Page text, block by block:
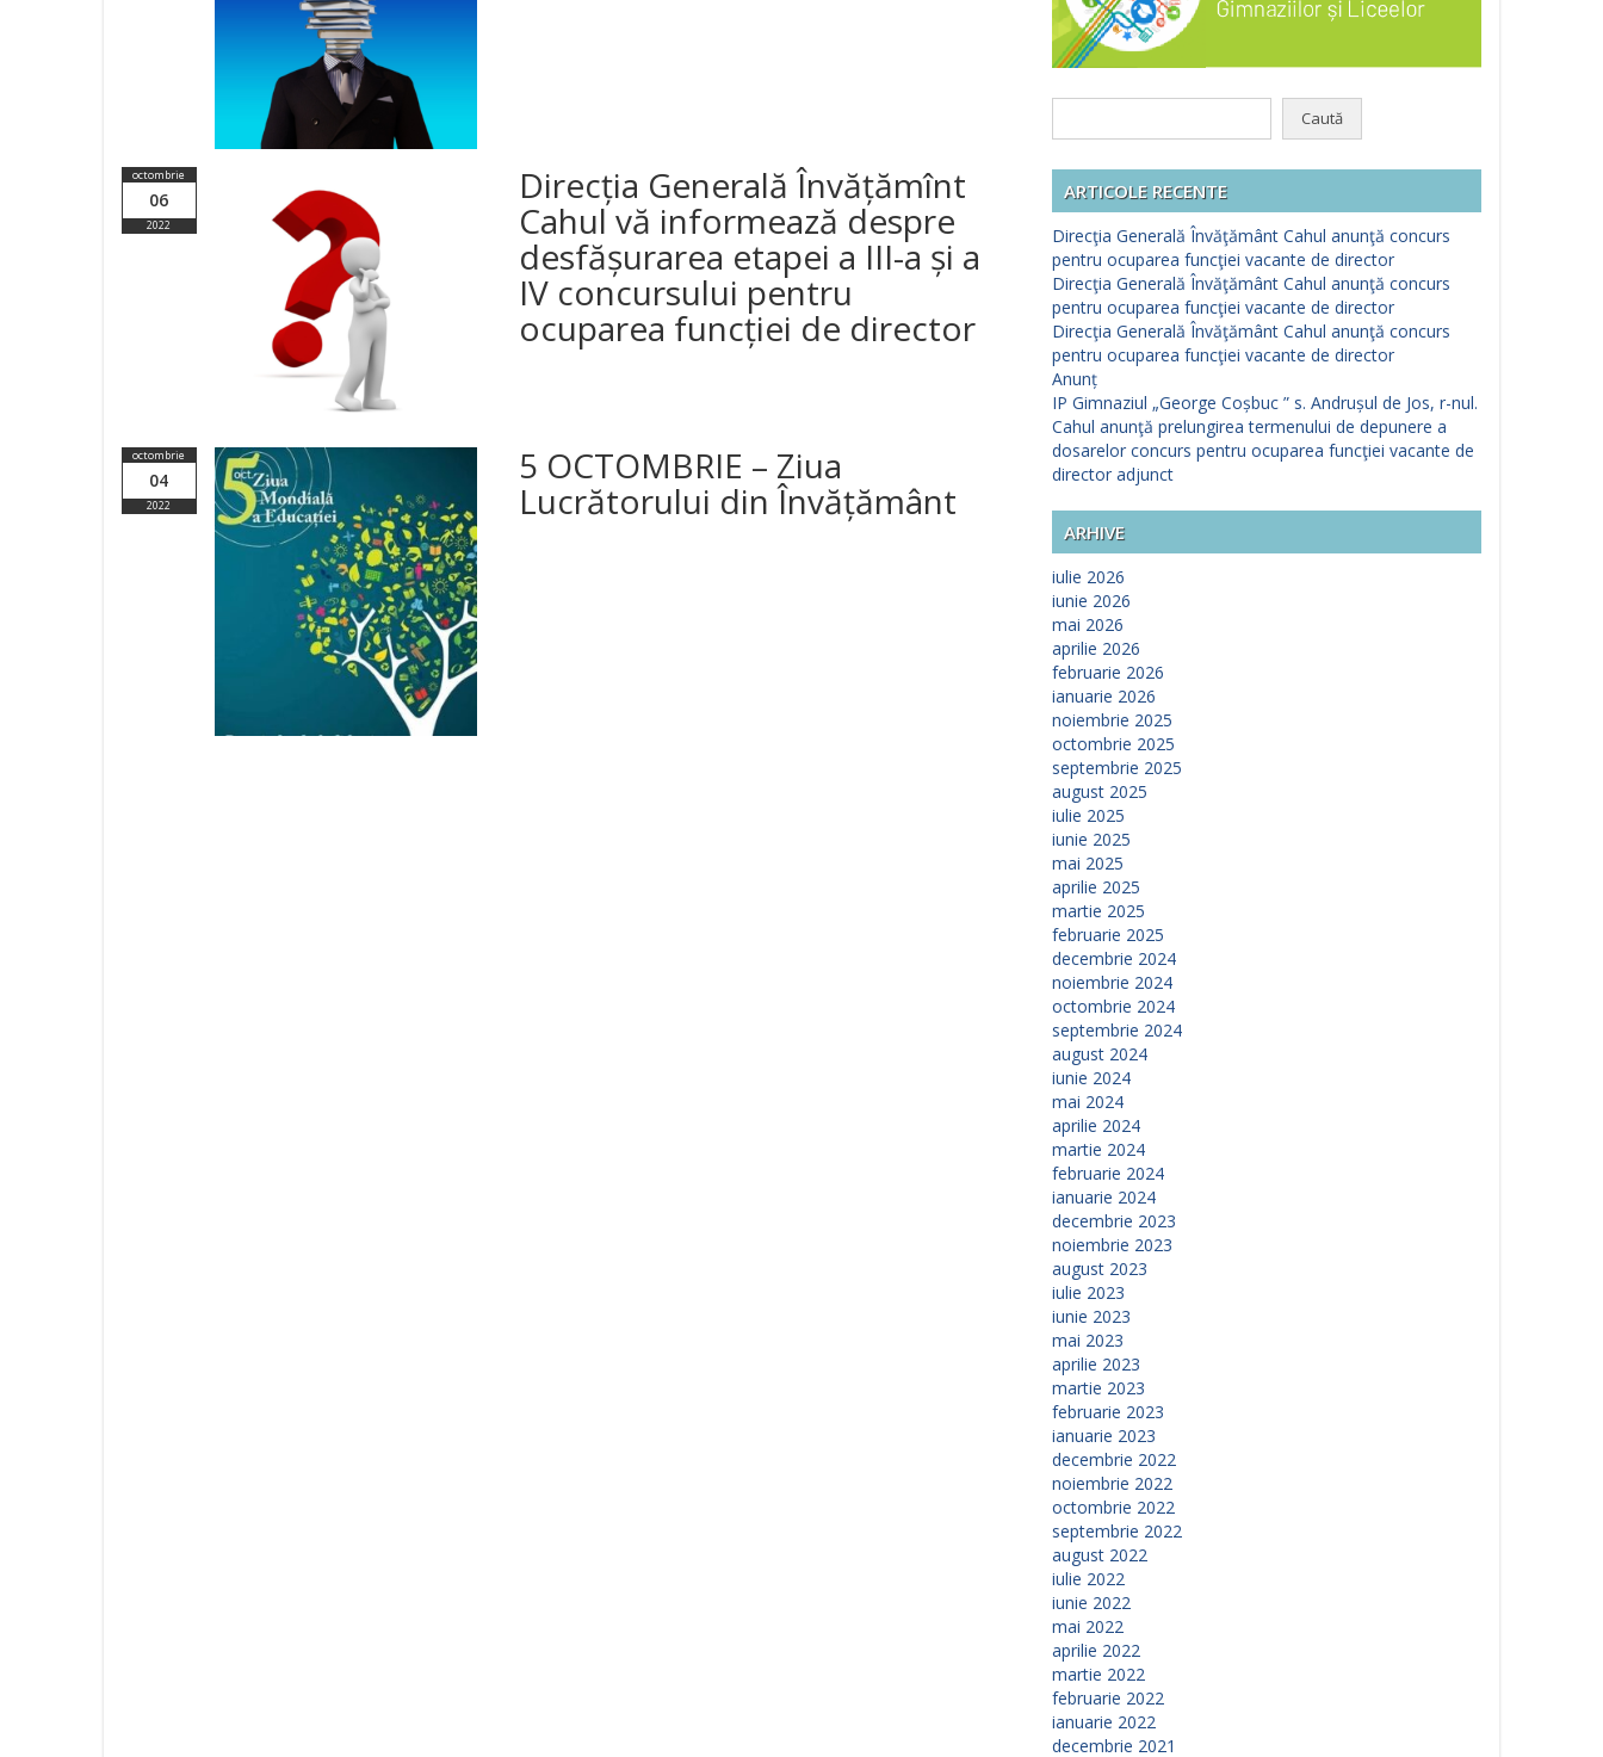
octombrie
06
2022
Direcția Generală Învățămînt
Cahul vă informează despre
desfășurarea etapei a III-a și a
IV concursului pentru
ocuparea funcției de director
octombrie
04
2022
5 OCTOMBRIE – Ziua
Lucrătorului din Învățământ
ARTICOLE RECENTE
Direcţia Generală Învăţământ Cahul anunţă concurs
pentru ocuparea funcţiei vacante de director
Direcţia Generală Învăţământ Cahul anunţă concurs
pentru ocuparea funcţiei vacante de director
Direcţia Generală Învăţământ Cahul anunţă concurs
pentru ocuparea funcţiei vacante de director
Anunț
IP Gimnaziul „George Coșbuc ” s. Andrușul de Jos, r-nul.
Cahul anunţă prelungirea termenului de depunere a
dosarelor concurs pentru ocuparea funcţiei vacante de
director adjunct
ARHIVE
iulie 2026
iunie 2026
mai 2026
aprilie 2026
februarie 2026
ianuarie 2026
noiembrie 2025
octombrie 2025
septembrie 2025
august 2025
iulie 2025
iunie 2025
mai 2025
aprilie 2025
martie 2025
februarie 2025
decembrie 2024
noiembrie 2024
octombrie 2024
septembrie 2024
august 2024
iunie 2024
mai 2024
aprilie 2024
martie 2024
februarie 2024
ianuarie 2024
decembrie 2023
noiembrie 2023
august 2023
iulie 2023
iunie 2023
mai 2023
aprilie 2023
martie 2023
februarie 2023
ianuarie 2023
decembrie 2022
noiembrie 2022
octombrie 2022
septembrie 2022
august 2022
iulie 2022
iunie 2022
mai 2022
aprilie 2022
martie 2022
februarie 2022
ianuarie 2022
decembrie 2021